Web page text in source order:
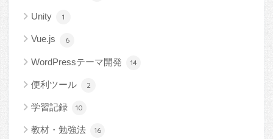
Unity 1
Vue.js 6
WordPressテーマ開発 14
便利ツール 2
学習記録 10
教材・勉強法 16